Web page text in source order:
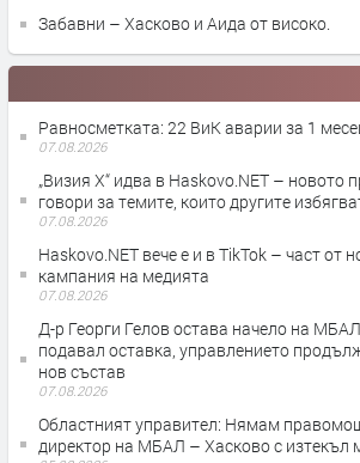
Забавни – Хасково и Аида от високо.
Равносметката: 22 ВиК аварии за 1
07.08.2026
„Визия Х“ идва в Haskovo.NET – новото
говори за темите, които другите
07.08.2026
Haskovo.NET вече е и в TikTok – част от
кампания на медията
07.08.2026
Д-р Георги Гелов остава начело на
подавал оставка, управлението
нов състав
07.08.2026
Областният управител: Нямам
директор на МБАЛ – Хасково с изтекъл